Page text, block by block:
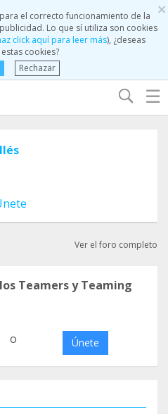
×
el correcto funcionamiento de la
Lo que sí utiliza son cookies
click aquí para leer más), ¿deseas
cookies?
Rechazar
☰
Ver el foro completo
Teamers y Teaming
o Únete